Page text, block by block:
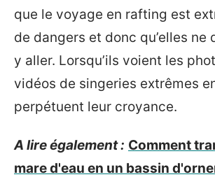
que le voyage en rafting est
de dangers et donc qu’elles ne
y aller. Lorsqu’ils voient les
vidéos de singeries extrêmes
perpétuent leur croyance.
A lire également : Comment
mare d'eau en un bassin